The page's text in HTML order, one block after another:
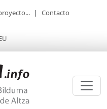
| Contacto